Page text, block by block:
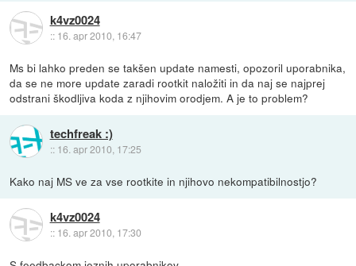
k4vz0024
:: 16. apr 2010, 16:47
Ms bi lahko preden se takšen update namesti, opozoril uporabnika,
da se ne more update zaradi rootkit naložiti in da naj se najprej
odstrani škodljiva koda z njihovim orodjem. A je to problem?
techfreak :)
:: 16. apr 2010, 17:25
Kako naj MS ve za vse rootkite in njihovo nekompatibilnostjo?
k4vz0024
:: 16. apr 2010, 17:30